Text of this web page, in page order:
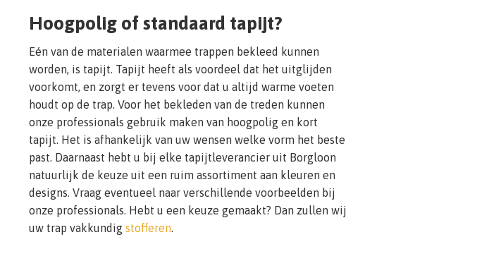
Hoogpolig of standaard tapijt?
Eén van de materialen waarmee trappen bekleed kunnen
worden, is tapijt. Tapijt heeft als voordeel dat het uitglijden
voorkomt, en zorgt er tevens voor dat u altijd warme voeten
houdt op de trap. Voor het bekleden van de treden kunnen
onze professionals gebruik maken van hoogpolig en kort
tapijt. Het is afhankelijk van uw wensen welke vorm het beste
past. Daarnaast hebt u bij elke tapijtleverancier uit Borgloon
natuurlijk de keuze uit een ruim assortiment aan kleuren en
designs. Vraag eventueel naar verschillende voorbeelden bij
onze professionals. Hebt u een keuze gemaakt? Dan zullen wij
uw trap vakkundig stofferen.